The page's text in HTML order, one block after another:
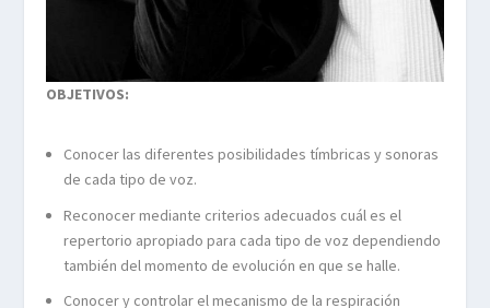
OBJETIVOS:
Conocer las diferentes posibilidades tímbricas y sonoras
de cada tipo de voz.
Reconocer mediante criterios adecuados cuál es el
repertorio apropiado para cada tipo de voz dependiendo
también del momento de evolución en que se halle.
Conocer y controlar el mecanismo de la respiración